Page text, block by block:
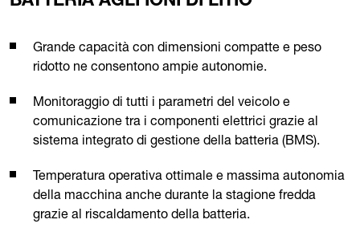
Grande capacità con dimensioni compatte e peso
ridotto ne consentono ampie autonomie.
Monitoraggio di tutti i parametri del veicolo e
comunicazione tra i componenti elettrici grazie al
sistema integrato di gestione della batteria (BMS).
Temperatura operativa ottimale e massima autonomia
della macchina anche durante la stagione fredda
grazie al riscaldamento della batteria.